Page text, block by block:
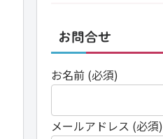
お問合せ
お名前 (必須)
メールアドレス (必須)